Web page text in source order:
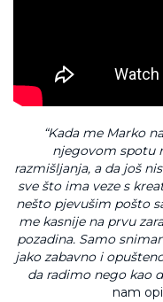
“Kada me Marko
njegovom spotu
razmišljanja, a da još
sve što ima veze s
nešto pjevušim pošto
me kasnije na prvu
pozadina. Samo
jako zabavno i
da radimo nego kao
nam